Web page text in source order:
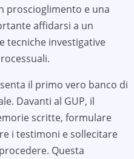
proscioglimento e una
affidarsi a un
tecniche investigative
il primo vero banco di
Davanti al GUP, il
scritte, formulare
i testimoni e sollecitare
Questa